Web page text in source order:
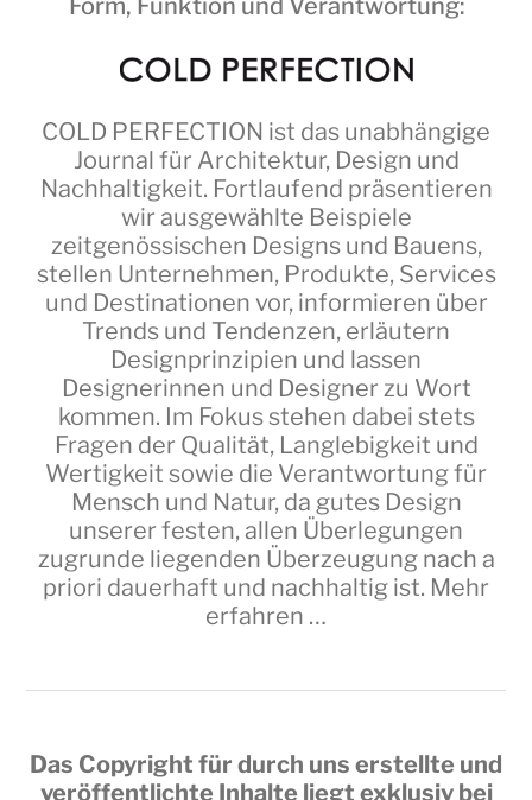
COLD PERFECTION ist das unabhängige
Journal für Architektur, Design und
Nachhaltigkeit. Fortlaufend präsentieren
wir ausgewählte Beispiele
zeitgenössischen Designs und Bauens,
stellen Unternehmen, Produkte, Services
und Destinationen vor, informieren über
Trends und Tendenzen, erläutern
Designprinzipien und lassen
Designerinnen und Designer zu Wort
kommen. Im Fokus stehen dabei stets
Fragen der Qualität, Langlebigkeit und
Wertigkeit sowie die Verantwortung für
Mensch und Natur, da gutes Design
unserer festen, allen Überlegungen
zugrunde liegenden Überzeugung nach a
priori dauerhaft und nachhaltig ist. Mehr
erfahren …
Das Copyright für durch uns erstellte und
veröffentlichte Inhalte liegt exklusiv bei